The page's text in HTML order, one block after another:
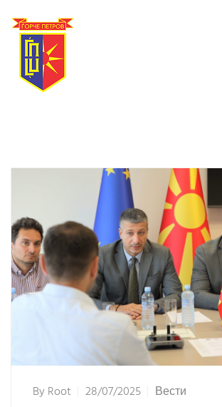
ByRoot 28/07/2025
Вести